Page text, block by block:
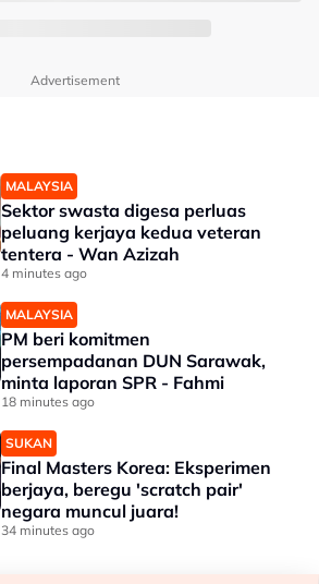
Advertisement
MALAYSIA
Sektor swasta digesa perluas
peluang kerjaya kedua veteran
tentera - Wan Azizah
4 minutes ago
MALAYSIA
PM beri komitmen
persempadanan DUN Sarawak,
minta laporan SPR - Fahmi
18 minutes ago
SUKAN
Final Masters Korea: Eksperimen
berjaya, beregu 'scratch pair'
negara muncul juara!
34 minutes ago